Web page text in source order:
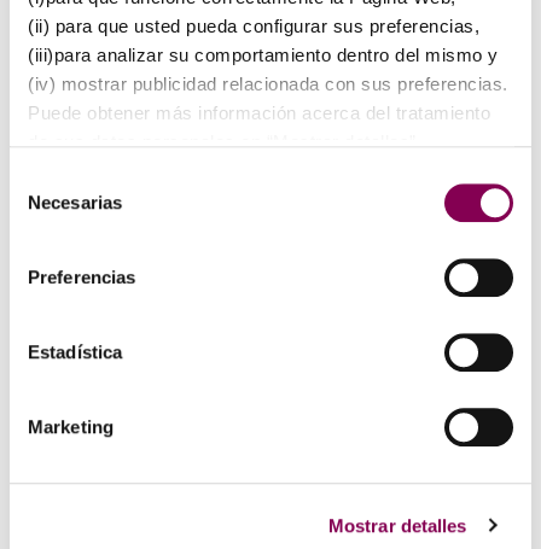
(ii) para que usted pueda configurar sus preferencias,
(iii)para analizar su comportamiento dentro del mismo y
(iv) mostrar publicidad relacionada con sus preferencias.
Puede obtener más información acerca del tratamiento
cookies haga click en “Permitir todas”
Necesarias
Preferencias
Estadística
Marketing
Mostrar detalles
E para que os peques tamén poidan preparar un
agasallo para mamá, o 5 de maio temos un taller
especial noClub Kidsde planta 2.
Anterior Seguinte